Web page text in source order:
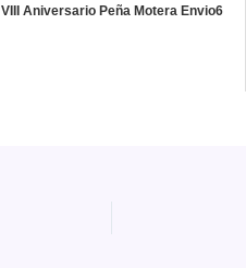
VIII Aniversario Peña Motera Envio6